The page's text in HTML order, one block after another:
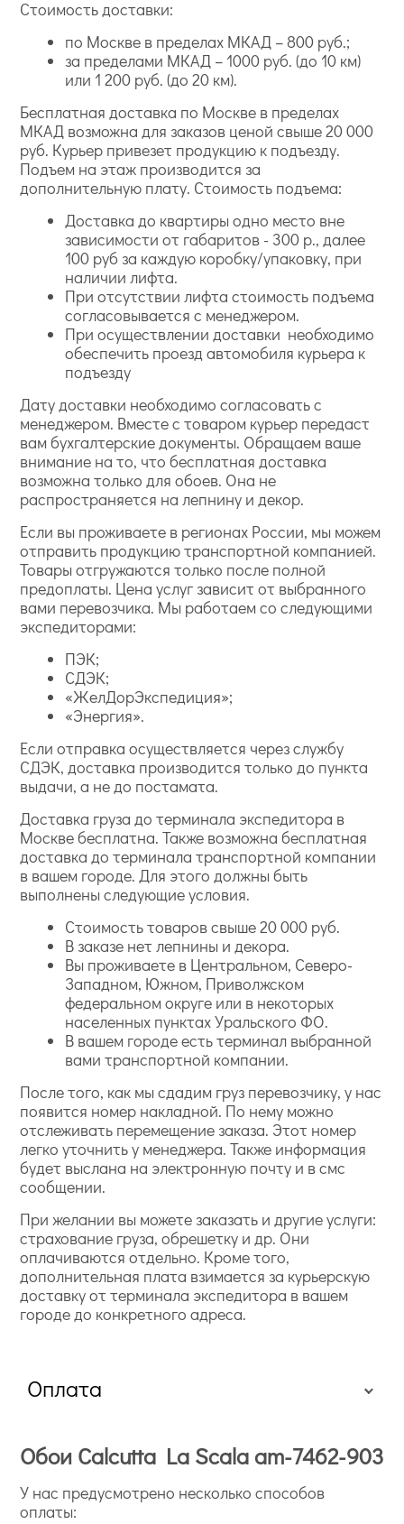
Стоимость доставки:
по Москве в пределах МКАД – 800 руб.;
за пределами МКАД – 1000 руб. (до 10 км)
или 1 200 руб. (до 20 км).
Бесплатная доставка по Москве в пределах
МКАД возможна для заказов ценой свыше 20 000
руб. Курьер привезет продукцию к подъезду.
Подъем на этаж производится за
дополнительную плату. Стоимость подъема:
Доставка до квартиры одно место вне
зависимости от габаритов - 300 р., далее
100 руб за каждую коробку/упаковку, при
наличии лифта.
При отсутствии лифта стоимость подъема
согласовывается с менеджером.
При осуществлении доставки необходимо
обеспечить проезд автомобиля курьера к
подъезду
Дату доставки необходимо согласовать с
менеджером. Вместе с товаром курьер передаст
вам бухгалтерские документы. Обращаем ваше
внимание на то, что бесплатная доставка
возможна только для обоев. Она не
распространяется на лепнину и декор.
Если вы проживаете в регионах России, мы можем
отправить продукцию транспортной компанией.
Товары отгружаются только после полной
предоплаты. Цена услуг зависит от выбранного
вами перевозчика. Мы работаем со следующими
экспедиторами:
ПЭК;
СДЭК;
«ЖелДорЭкспедиция»;
«Энергия».
Если отправка осуществляется через службу
СДЭК, доставка производится только до пункта
выдачи, а не до постамата.
Доставка груза до терминала экспедитора в
Москве бесплатна. Также возможна бесплатная
доставка до терминала транспортной компании
в вашем городе. Для этого должны быть
выполнены следующие условия.
Стоимость товаров свыше 20 000 руб.
В заказе нет лепнины и декора.
Вы проживаете в Центральном, Северо-
Западном, Южном, Приволжском
федеральном округе или в некоторых
населенных пунктах Уральского ФО.
В вашем городе есть терминал выбранной
вами транспортной компании.
После того, как мы сдадим груз перевозчику, у нас
появится номер накладной. По нему можно
отслеживать перемещение заказа. Этот номер
легко уточнить у менеджера. Также информация
будет выслана на электронную почту и в смс
сообщении.
При желании вы можете заказать и другие услуги:
страхование груза, обрешетку и др. Они
оплачиваются отдельно. Кроме того,
дополнительная плата взимается за курьерскую
доставку от терминала экспедитора в вашем
городе до конкретного адреса.
Оплата
Обои Calcutta La Scala am-7462-903
У нас предусмотрено несколько способов
оплаты: